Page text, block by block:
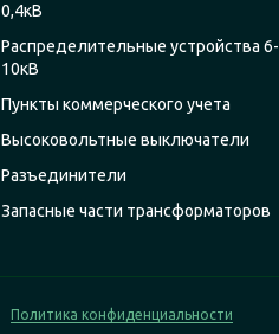
0,4кВ
Распределительные устройства 6-
10кВ
Пункты коммерческого учета
Высоковольтные выключатели
Разъединители
Запасные части трансформаторов
Политика конфиденциальности